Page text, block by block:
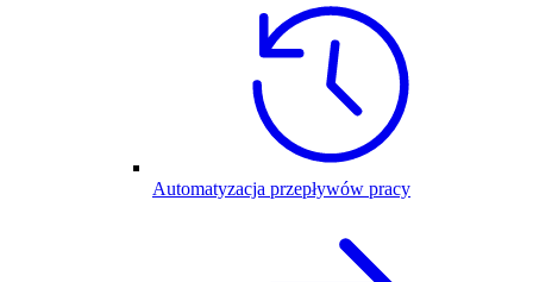
Automatyzacja przepływów pracy